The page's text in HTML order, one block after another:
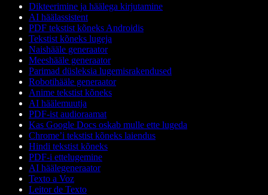
Dikteerimine ja häälega kirjutamine
AI häälassistent
PDF tekstist kõneks Androidis
Tekstist kõneks lugeja
Naishääle generaator
Meeshääle generaator
Parimad düsleksia lugemisrakendused
Robotihääle generaator
Anime tekstist kõneks
AI häälemuutja
PDF-ist audioraamat
Kas Google Docs oskab mulle ette lugeda
Chrome’i tekstist kõneks laiendus
Hindi tekstist kõneks
PDF-i ettelugemine
AI häälegeneraator
Texto a Voz
Leitor de Texto